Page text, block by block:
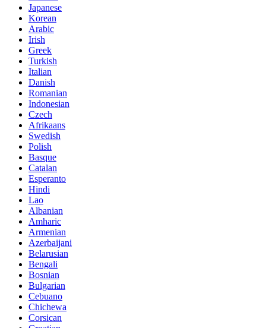
Japanese
Korean
Arabic
Irish
Greek
Turkish
Italian
Danish
Romanian
Indonesian
Czech
Afrikaans
Swedish
Polish
Basque
Catalan
Esperanto
Hindi
Lao
Albanian
Amharic
Armenian
Azerbaijani
Belarusian
Bengali
Bosnian
Bulgarian
Cebuano
Chichewa
Corsican